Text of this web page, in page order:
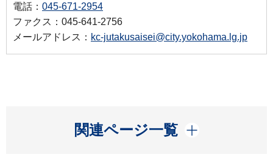
電話： 045-671-2954
ファクス：045-641-2756
メールアドレス： kc-jutakusaisei@city.yokohama.lg.jp
関連ページ一覧
開く